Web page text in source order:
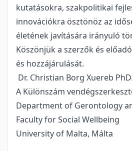
kutatásokra, szakpolitikai
innovációkra ösztönöz az
életének javítására irányuló
Köszönjük a szerzők és
és hozzájárulását.
Dr. Christian Borg Xuereb PhD.
A Különszám
Department of Gerontology
Faculty for Social Wellbeing
University of Malta, Málta